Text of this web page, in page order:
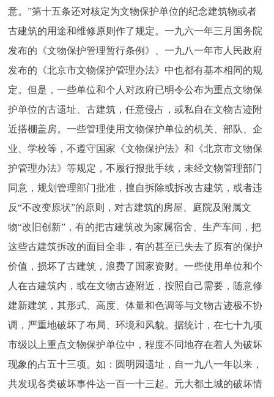
意。”第十五条还对核定为文物保护单位的纪念建筑物或者
古建筑的用途和维修原则作了规定。一九六一年三月国务院
发布的《文物保护管理暂行条例》、一九八一年市人民政府
发布的《北京市文物保护管理办法》中也都有基本相同的规
定。但是，一些单位和个人对政府已明令公布为重点文物保
护单位的古遗址、古建筑，任意侵占，或私自在文物古迹附
近搭棚盖房。一些管理使用文物保护单位的机关、部队、企
业、学校等，不遵守国家《文物保护法》和《北京市文物保
护管理办法》等规定，不履行报批手续，未经文物管理部门
同意，规划管理部门批准，擅自拆除或拆改古建筑，或者违
反“不改变原状”的原则，对古建筑的房屋、庭院及附属文
物“改旧创新”，有的把古建筑改为家属宿舍、生产车间，把
这些古建筑拆改的面目全非，有的甚至已失去了原有的保护
价值，损坏了古建筑，浪费了国家资财。一些使用单位和个
人在古建筑内，或在文物古迹附近，按照自己需要，随意修
建新建筑，其形式、高度、体量和色调等与文物古迹极不协
调，严重地破坏了布局、环境和风貌。据统计，在七十九项
市级以上重点文物保护单位中，程度不同地存在着人为破坏
现象的占五十三项。如：圆明园遗址，自一九八一年以来，
共发现各类破坏事件达一百一十三起。元大都土城的破坏情